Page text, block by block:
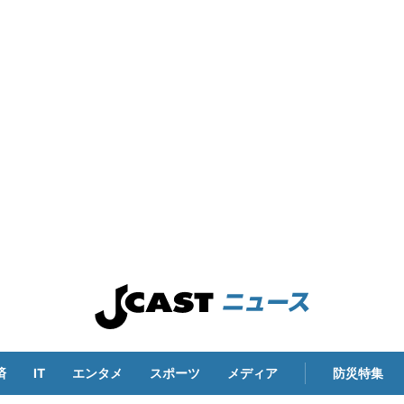
IT エンタメ スポーツ メディア 防災特集